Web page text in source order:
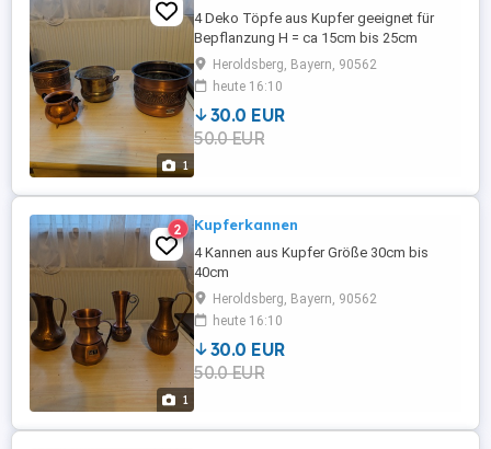
1
4 Deko Töpfe aus Kupfer geeignet für
Bepflanzung H = ca 15cm bis 25cm
Durchmesser von 10 cm bis 15 cm
Heroldsberg, Bayern, 90562
heute 16:10
30.0 EUR
50.0 EUR
1
2 Kupferkannen
4 Kannen aus Kupfer Größe 30cm bis
40cm
Heroldsberg, Bayern, 90562
heute 16:10
30.0 EUR
50.0 EUR